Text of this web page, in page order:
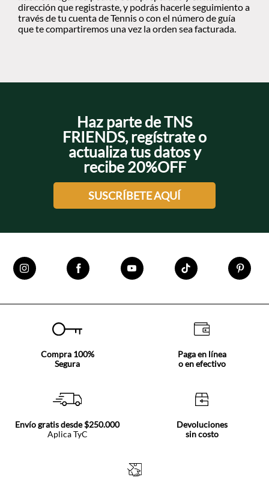
dirección que registraste, y podrás hacerle seguimiento a
través de tu cuenta de Tennis o con el número de guía
que te compartiremos una vez la orden sea facturada.
Haz parte de TNS
FRIENDS, regístrate o
actualiza tus datos y
recibe 20%OFF
SUSCRÍBETE AQUÍ
Compra 100%
Segura
Paga en línea
o en efectivo
Envío gratis desde $250.000
Aplica TyC
Devoluciones
sin costo